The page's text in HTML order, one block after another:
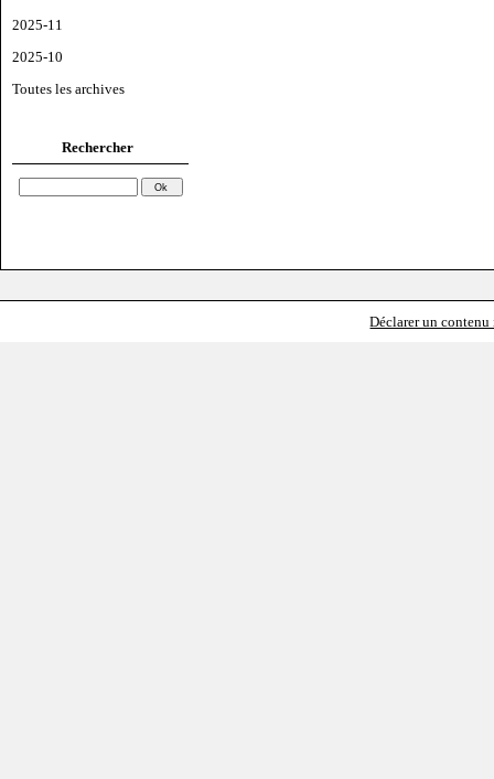
2025-11
2025-10
Toutes les archives
Rechercher
Déclarer un